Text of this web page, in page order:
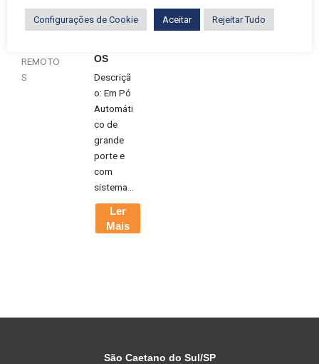
TRATAM
OS
Descriçã
o: Em Pó
Automáti
co de
grande
porte e
com
sistema...
Ler
Mais
São Caetano do Sul/SP
Configurações de Cookie Aceitar Rejeitar Tudo